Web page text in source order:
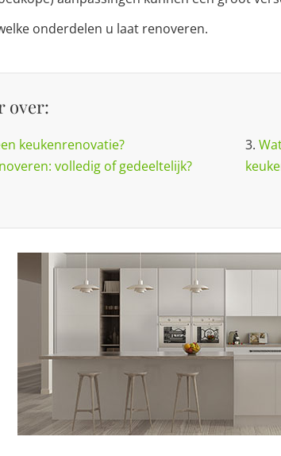
onderdelen u laat renoveren.
over:
keukenrenovatie?
volledig of gedeeltelijk?
3.